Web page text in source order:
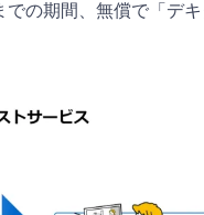
の期間、無償で「デ